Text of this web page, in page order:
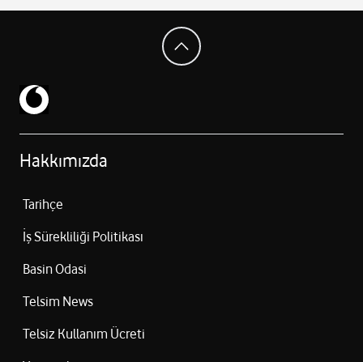
Hakkımızda
Tarihçe
İş Sürekliliği Politikası
Basin Odasi
Telsim News
Telsiz Kullanım Ücreti